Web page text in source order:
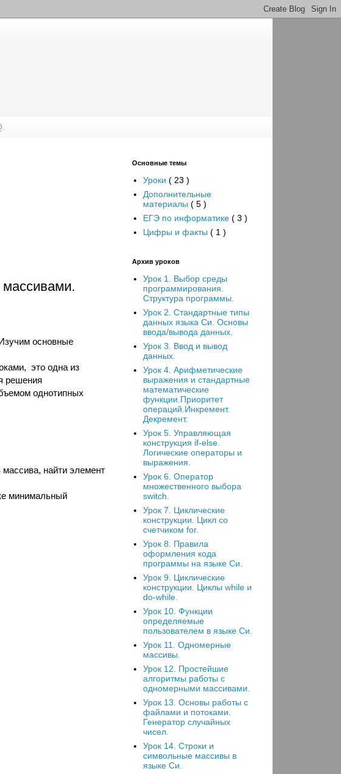
основные
это одна из
решения
однотипных
найти элемент
минимальный
Основные темы
Уроки ( 23 )
Дополнительные
материалы ( 5 )
ЕГЭ по информатике ( 3 )
Цифры и факты ( 1 )
Архив уроков
Урок 1. Выбор среды
программирования.
Структура программы.
Урок 2. Стандартные типы
данных языка Си. Основы
ввода/вывода данных.
Урок 3. Ввод и вывод
данных.
Урок 4. Арифметические
выражения и стандартные
математические
функции.Приоритет
операций.Инкремент.
Декремент.
Урок 5. Управляющая
конструкция if-else.
Логические операторы и
выражения.
Урок 6. Оператор
множественного выбора
switch.
Урок 7. Циклические
конструкции. Цикл со
счетчиком for.
Урок 8. Правила
оформления кода
программы на языке Си.
Урок 9. Циклические
конструкции. Циклы while и
do-while.
Урок 10. Функции
определяемые
пользователем в языке Си.
Урок 11. Одномерные
массивы.
Урок 12. Простейшие
алгоритмы работы с
одномерными массивами.
Урок 13. Основы работы с
файлами и потоками.
Генератор случайных
чисел.
Урок 14. Строки и
символьные массивы в
языке Си.